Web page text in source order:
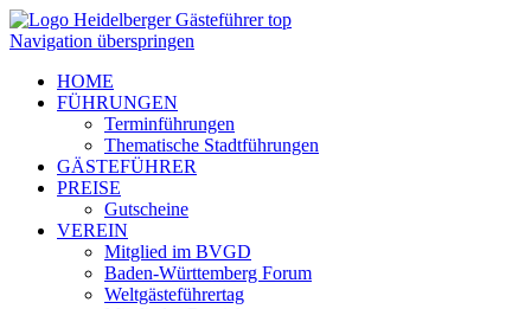
Navigation überspringen
HOME
FÜHRUNGEN
Terminführungen
Thematische Stadtführungen
GÄSTEFÜHRER
PREISE
Gutscheine
VEREIN
Mitglied im BVGD
Baden-Württemberg Forum
Weltgästeführertag